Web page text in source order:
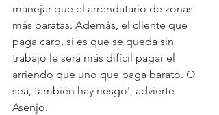
manejar que el arrendatario de zonas
más baratas. Además, el cliente que
paga caro, si es que se queda sin
trabajo le será más difícil pagar el
arriendo que uno que paga barato. O
sea, también hay riesgo', advierte
Asenjo.